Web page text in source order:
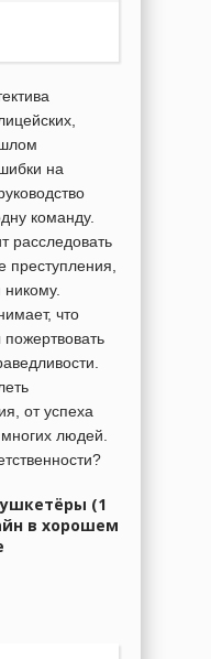
на
команду.
расследовать
никому.
что
от успеха
людей.
(1
в хорошем